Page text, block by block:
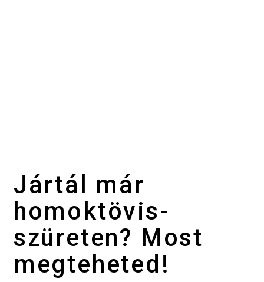
Jártál már
homoktövis-
szüreten? Most
megteheted!